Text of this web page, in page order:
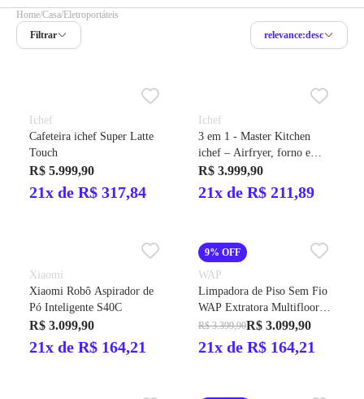
Home Casa Eletroportáteis
Filtrar
relevance:desc
Ichef
Cafeteira ichef Super Latte
Touch
R$ 5.999,90
21x de R$ 317,84
Ichef
3 em 1 - Master Kitchen
ichef – Airfryer, forno e
pizza
R$ 3.999,90
21x de R$ 211,89
Xiaomi
Xiaomi Robô Aspirador de
Pó Inteligente S40C
R$ 3.099,90
21x de R$ 164,21
9% OFF
WAP
Limpadora de Piso Sem Fio
WAP Extratora Multifloor
Bivolt
R$ 3.399,90R$ 3.099,90
21x de R$ 164,21